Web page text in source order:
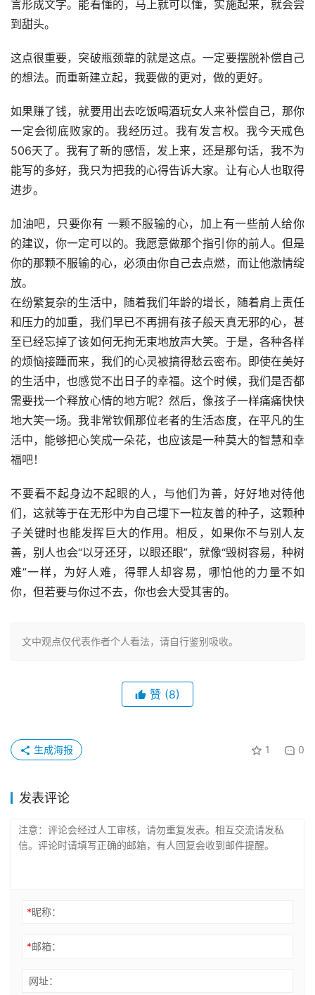
言形成文字。能看懂的，马上就可以懂，实施起来，就会尝
到甜头。
这点很重要，突破瓶颈靠的就是这点。一定要摆脱补偿自己
的想法。而重新建立起，我要做的更对，做的更好。
如果赚了钱，就要用出去吃饭喝酒玩女人来补偿自己，那你
一定会彻底败家的。我经历过。我有发言权。我今天戒色
506天了。我有了新的感悟，发上来，还是那句话，我不为
能写的多好，我只为把我的心得告诉大家。让有心人也取得
进步。
加油吧，只要你有 一颗不服输的心，加上有一些前人给你
的建议，你一定可以的。我愿意做那个指引你的前人。但是
你的那颗不服输的心，必须由你自己去点燃，而让他激情绽
放。
在纷繁复杂的生活中，随着我们年龄的增长，随着肩上责任
和压力的加重，我们早已不再拥有孩子般天真无邪的心，甚
至已经忘掉了该如何无拘无束地放声大笑。于是，各种各样
的烦恼接踵而来，我们的心灵被搞得愁云密布。即使在美好
的生活中，也感觉不出日子的幸福。这个时候，我们是否都
需要找一个释放心情的地方呢？然后，像孩子一样痛痛快快
地大笑一场。我非常钦佩那位老者的生活态度，在平凡的生
活中，能够把心笑成一朵花，也应该是一种莫大的智慧和幸
福吧！
不要看不起身边不起眼的人，与他们为善，好好地对待他
们，这就等于在无形中为自己埋下一粒友善的种子，这颗种
子关键时也能发挥巨大的作用。相反，如果你不与别人友
善，别人也会“以牙还牙，以眼还眼”，就像“毁树容易，种树
难”一样，为好人难，得罪人却容易，哪怕他的力量不如
你，但若要与你过不去，你也会大受其害的。
文中观点仅代表作者个人看法，请自行鉴别吸收。
赞 (8)
1 0
生成海报
发表评论
*昵称：
*邮箱：
网址：